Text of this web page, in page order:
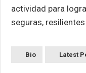
actividad para
seguras,
Bio Latest